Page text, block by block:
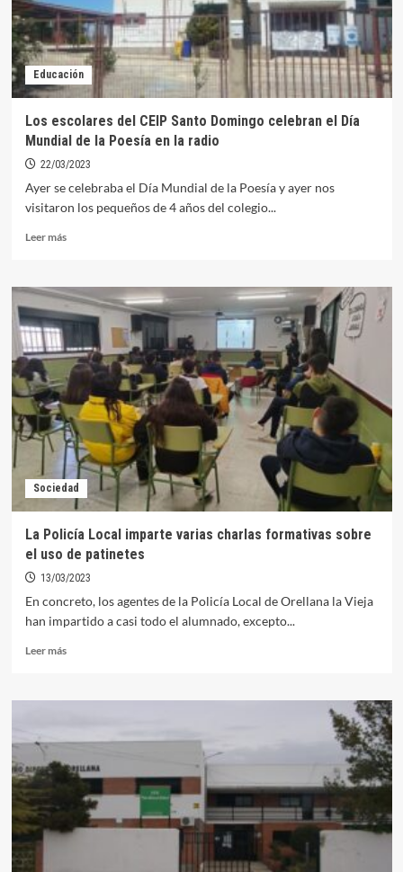
Educación
Los escolares del CEIP Santo Domingo celebran el Día
Mundial de la Poesía en la radio
22/03/2023
Ayer se celebraba el Día Mundial de la Poesía y ayer nos
visitaron los pequeños de 4 años del colegio...
Leer másLeer
Los
escolares
del
Santo
Domingo
celebran
el
Día
Mundial
de
la
Poesía
en
radio
Sociedad
La Policía Local imparte varias charlas formativas sobre
el uso de patinetes
13/03/2023
En concreto, los agentes de la Policía Local de Orellana la Vieja
han impartido a casi todo el alumnado, excepto...
Leer másLeer
La
varias
formativas
sobre
el